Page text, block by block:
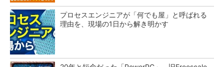
プロセスエンジニアが「何でも屋」と呼ばれる
理由を、現場の1日から解き明かす